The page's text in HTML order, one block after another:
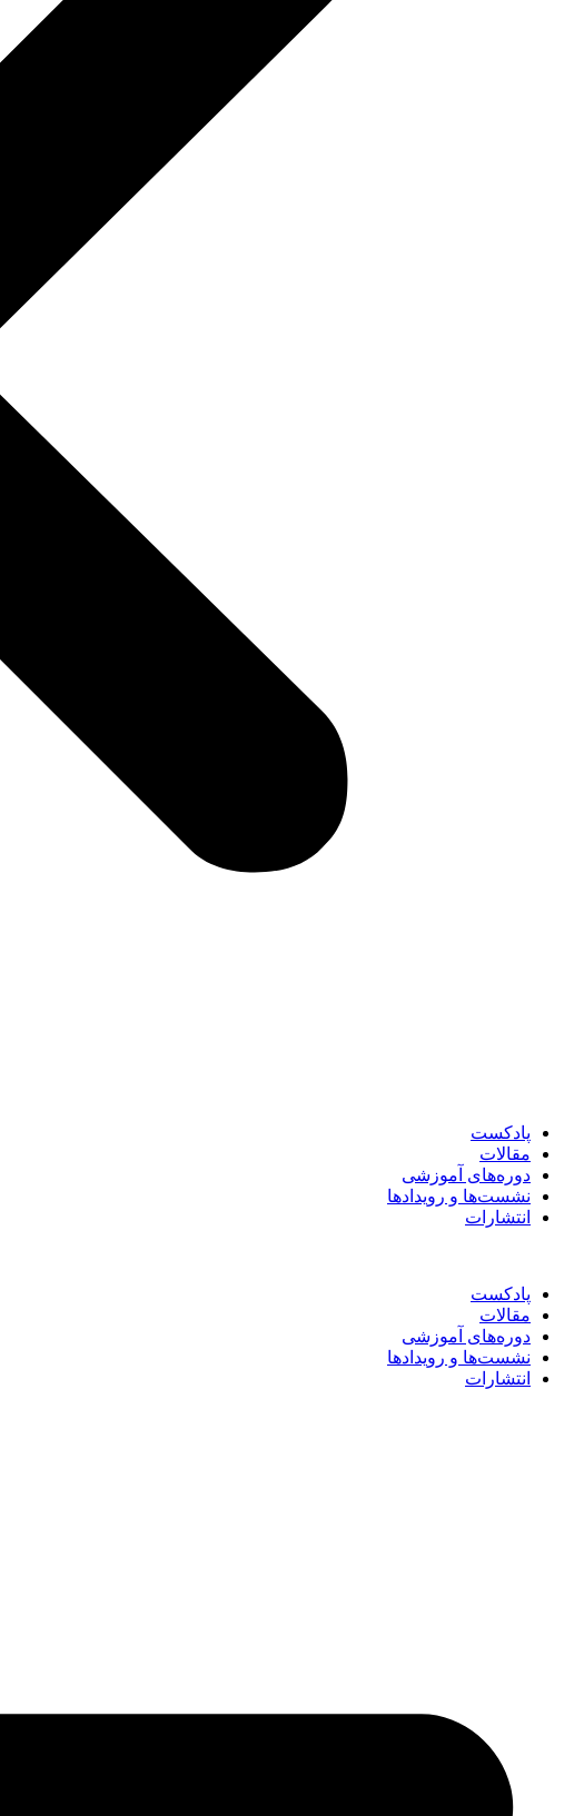
پادکست
مقالات
دوره‌های آموزشی
نشست‌ها و رویدادها
انتشارات
پادکست
مقالات
دوره‌های آموزشی
نشست‌ها و رویدادها
انتشارات